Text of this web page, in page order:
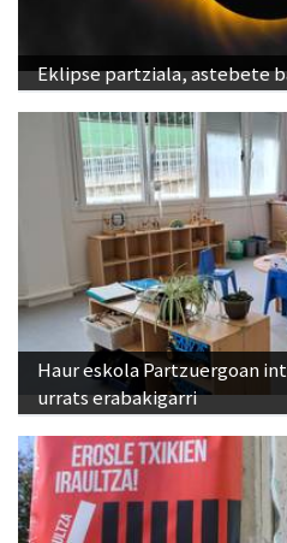
Eklipse partziala, astebete
Haur eskola Partzuergoan
urrats erabakigarri